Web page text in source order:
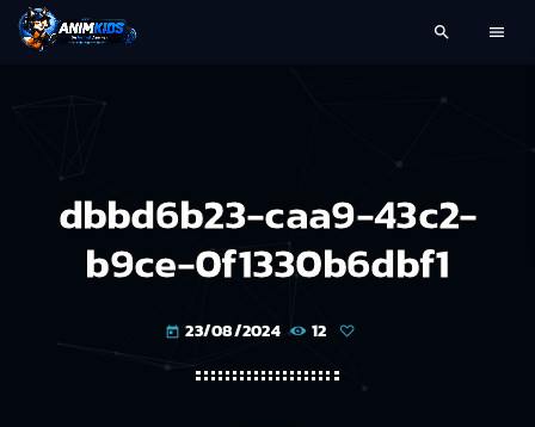
search menu
dbbd6b23-caa9-43c2-
b9ce-0f1330b6dbf1
today 23/08/2024 12